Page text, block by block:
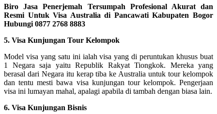
Biro Jasa Penerjemah Tersumpah Profesional Akurat dan
Resmi Untuk Visa Australia di Pancawati Kabupaten Bogor
Hubungi 0877 2768 8883
5. Visa Kunjungan Tour Kelompok
Model visa yang satu ini ialah visa yang di peruntukan khusus buat
1 Negara saja yaitu Republik Rakyat Tiongkok. Mereka yang
berasal dari Negara itu kerap tiba ke Australia untuk tour kelompok
dan tentu mesti bawa visa kunjungan tour kelompok. Pengerjaan
visa ini lumayan mahal, apalagi apabila di tambah dengan biasa lain.
6. Visa Kunjungan Bisnis